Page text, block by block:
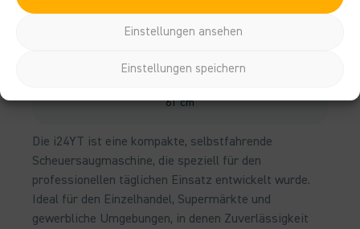
Einstellungen ansehen
Einstellungen speichern
KapazitÃ¤t
2.500 m²/h
61 cm
Die i24YT ist eine kompakte, selbstfahrende
Scheuersaugmaschine, die speziell für den
professionellen täglichen Einsatz entwickelt wurde.
Ideal für den Einzelhandel, Supermärkte und
gewerbliche Umgebungen, in denen Zuverlässigkeit